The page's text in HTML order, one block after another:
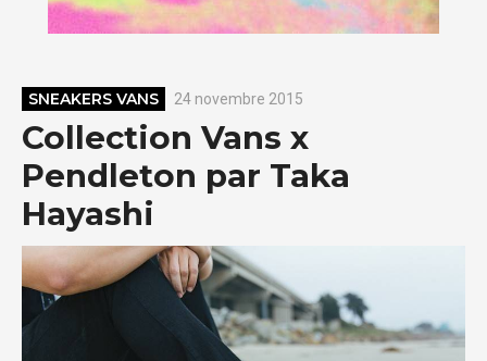
SNEAKERS VANS 24 novembre 2015
Collection Vans x
Pendleton par Taka
Hayashi